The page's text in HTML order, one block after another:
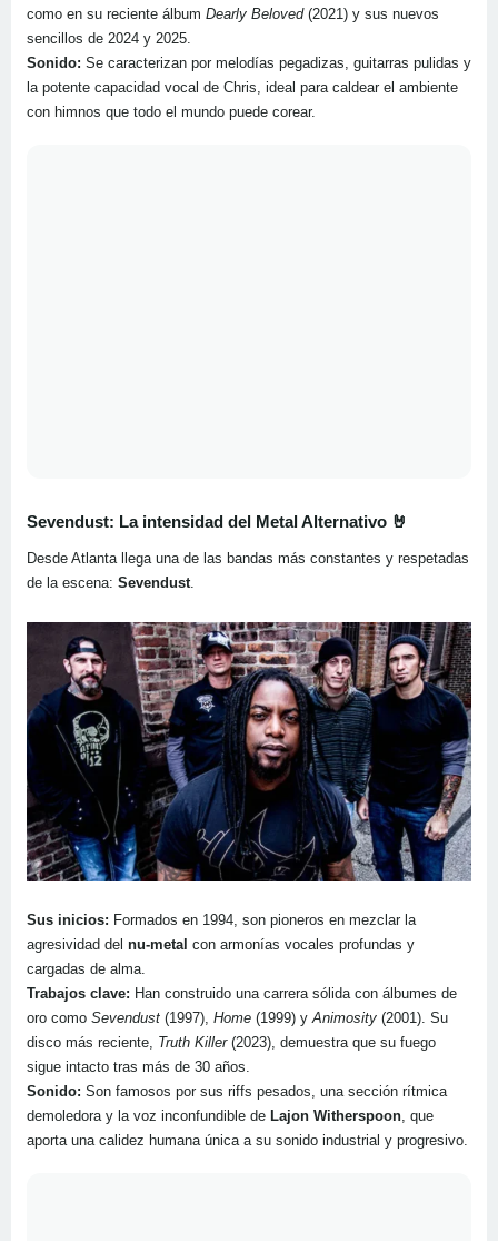
como en su reciente álbum Dearly Beloved(2021) y sus nuevos
sencillos de 2024 y 2025.
Sonido: Se caracterizan por melodías pegadizas, guitarras pulidas y
la potente capacidad vocal de Chris, ideal para caldear el ambiente
con himnos que todo el mundo puede corear.
Sevendust: La intensidad del Metal Alternativo 🤘
Desde Atlanta llega una de las bandas más constantes y respetadas
de la escena: Sevendust
Sus inicios: Formados en 1994, son pioneros en mezclar la
agresividad del nu-metal con armonías vocales profundas y
cargadas de alma.
Trabajos clave: Han construido una carrera sólida con álbumes de
oro como Sevendust (1997), Home (1999) yAnimosity (2001). Su
disco más reciente, Truth Killer(2023), demuestra que su fuego
sigue intacto tras más de 30 años.
Sonido: Son famosos por sus riffs pesados, una sección rítmica
demoledora y la voz inconfundible de Lajon Witherspoon, que
aporta una calidez humana única a su sonido industrial y progresivo.